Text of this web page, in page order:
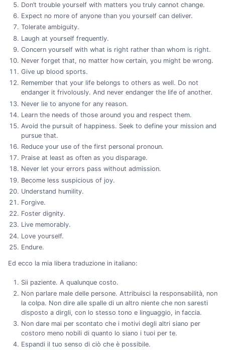
Don’t trouble yourself with matters you truly cannot change.
Expect no more of anyone than you yourself can deliver.
Tolerate ambiguity.
Laugh at yourself frequently.
Concern yourself with what is right rather than whom is right.
Never forget that, no matter how certain, you might be wrong.
Give up blood sports.
Remember that your life belongs to others as well. Do not
endanger it frivolously. And never endanger the life of another.
Never lie to anyone for any reason.
Learn the needs of those around you and respect them.
Avoid the pursuit of happiness. Seek to define your mission and
pursue that.
Reduce your use of the first personal pronoun.
Praise at least as often as you disparage.
Never let your errors pass without admission.
Become less suspicious of joy.
Understand humility.
Forgive.
Foster dignity.
Live memorably.
Love yourself.
Endure.
Ed ecco la mia libera traduzione in italiano:
Sii paziente. A qualunque costo.
Non parlare male delle persone. Attribuisci la responsabilità, non
la colpa. Non dire alle spalle di un altro niente che non saresti
disposto a dirgli, con lo stesso tono e linguaggio, in faccia.
Non dare mai per scontato che i motivi degli altri siano per
costoro meno nobili di quanto lo siano i tuoi per te.
Espandi il tuo senso di ciò che è possibile.